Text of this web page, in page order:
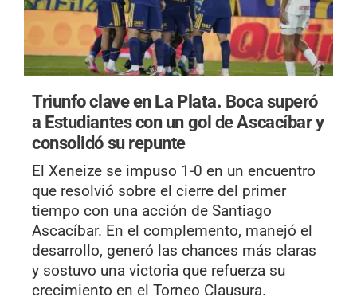
Triunfo clave en La Plata. Boca superó
a Estudiantes con un gol de Ascacíbar y
consolidó su repunte
El Xeneize se impuso 1-0 en un encuentro
que resolvió sobre el cierre del primer
tiempo con una acción de Santiago
Ascacíbar. En el complemento, manejó el
desarrollo, generó las chances más claras
y sostuvo una victoria que refuerza su
crecimiento en el Torneo Clausura.